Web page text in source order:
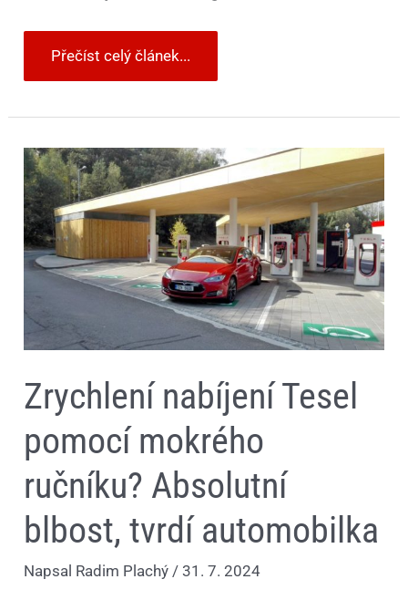
Přečíst celý článek...
Zrychlení nabíjení Tesel
pomocí mokrého
ručníku? Absolutní
blbost, tvrdí automobilka
Napsal Radim Plachý /31. 7. 2024
Zrychlení
nabíjení
Tesel
pomocí
mokrého
ručníku?
Absolutní
blbost,
tvrdí
automobilka